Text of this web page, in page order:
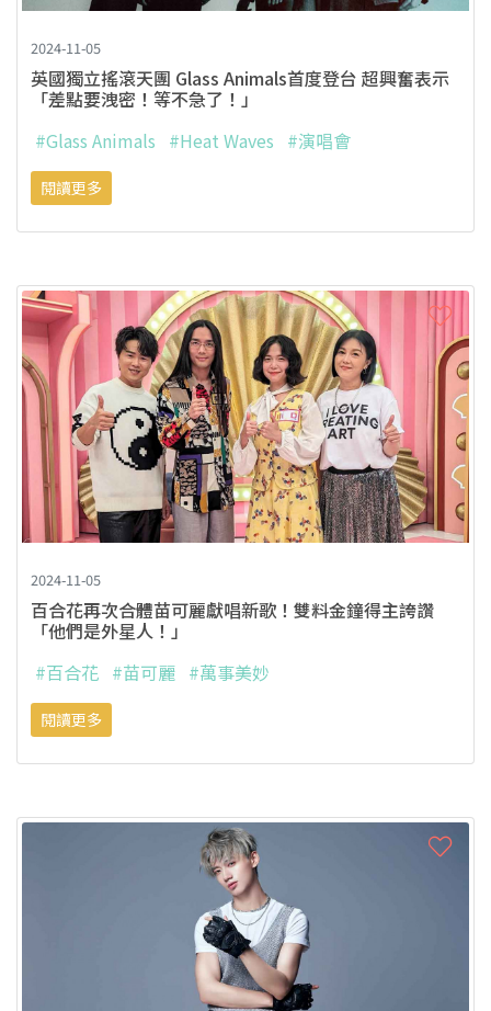
2024-11-05
英國獨立搖滾天團 Glass Animals首度登台 超興奮表示
「差點要洩密！等不急了！」
#Glass Animals #Heat Waves #演唱會
閱讀更多
2024-11-05
百合花再次合體苗可麗獻唱新歌！雙料金鐘得主誇讚
「他們是外星人！」
#百合花 #苗可麗 #萬事美妙
閱讀更多